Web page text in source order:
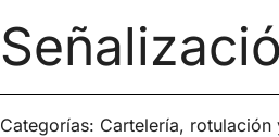
Categorías: Cartelería,